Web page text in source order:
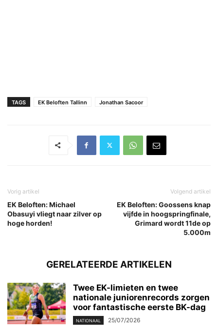
TAGS EK Beloften Tallinn Jonathan Sacoor
Vorig artikel
EK Beloften: Michael
Obasuyi vliegt naar zilver op
hoge horden!
Volgend artikel
EK Beloften: Goossens knap
vijfde in hoogspringfinale,
Grimard wordt 11de op
5.000m
GERELATEERDE ARTIKELEN
Twee EK-limieten en twee
nationale juniorenrecords zorgen
voor fantastische eerste BK-dag
NATIONAAL 25/07/2026